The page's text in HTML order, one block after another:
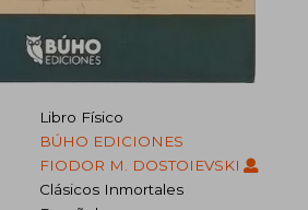
Libro Físico
BÚHO EDICIONES
FIODOR M. DOSTOIEVSKI
Clásicos Inmortales